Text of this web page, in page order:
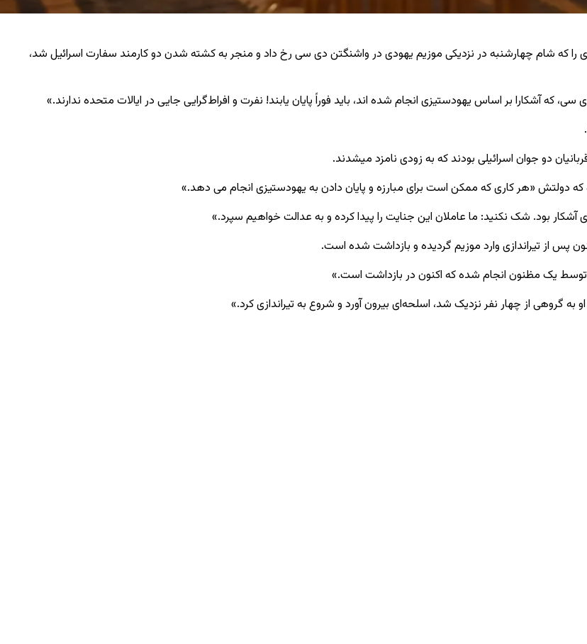
را که شام چهارشنبه در نزدیکی موزیم یهودی در واشنگتن دی ‌سی رخ داد و منجر به کشته شدن دو کارمند سفارت اسرائیل شد،
دو جوان اسرائیلی بودند که به زودی نامزد میشدند.
که دولتش «هر کاری که ممکن است برای مبارزه و پایان دادن به یهودستیزی انجام می دهد.»
بود. شک نکنید: ما عاملان این جنایت را پیدا کرده و به عدالت خواهیم سپرد.»
پس از تیراندازی وارد موزیم گردیده و بازداشت شده است.
توسط یک مظنون انجام شده که اکنون در بازداشت است.»
گروهی از چهار نفر نزدیک شد، اسلحه‌ای بیرون آورد و شروع به تیراندازی کرد.»